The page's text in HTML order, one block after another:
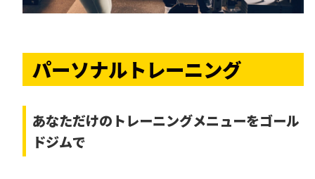
パーソナルトレーニング
あなただけの トレーニングメニューをゴール
ドジムで